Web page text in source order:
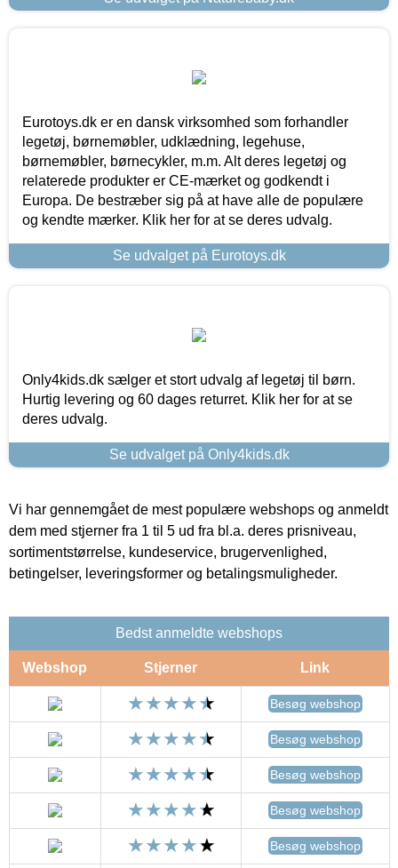
Eurotoys.dk er en dansk virksomhed som forhandler
legetøj, børnemøbler, udklædning, legehuse,
børnemøbler, børnecykler, m.m. Alt deres legetøj og
relaterede produkter er CE-mærket og godkendt i
Europa. De bestræber sig på at have alle de populære
og kendte mærker. Klik her for at se deres udvalg.
Se udvalget på Eurotoys.dk
Only4kids.dk sælger et stort udvalg af legetøj til børn.
Hurtig levering og 60 dages returret. Klik her for at se
deres udvalg.
Se udvalget på Only4kids.dk
Vi har gennemgået de mest populære webshops og anmeldt
dem med stjerner fra 1 til 5 ud fra bl.a. deres prisniveau,
sortimentstørrelse, kundeservice, brugervenlighed,
betingelser, leveringsformer og betalingsmuligheder.
Bedst anmeldte webshops
Webshop Stjerner Link
Besøg webshop
Besøg webshop
Besøg webshop
Besøg webshop
Besøg webshop